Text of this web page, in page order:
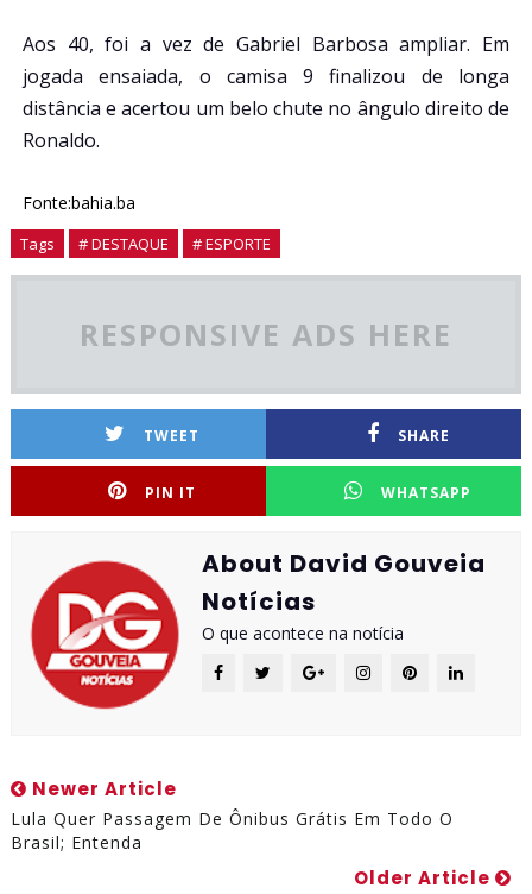
Aos 40, foi a vez de Gabriel Barbosa ampliar. Em
jogada ensaiada, o camisa 9 finalizou de longa
distância e acertou um belo chute no ângulo direito de
Ronaldo.
Fonte:bahia.ba
Tags # DESTAQUE # ESPORTE
RESPONSIVE ADS HERE
TWEET SHARE
PIN IT WHATSAPP
About David Gouveia
Notícias
O que acontece na notícia
Newer Article
Lula Quer Passagem De Ônibus Grátis Em Todo O
Brasil; Entenda
Older Article